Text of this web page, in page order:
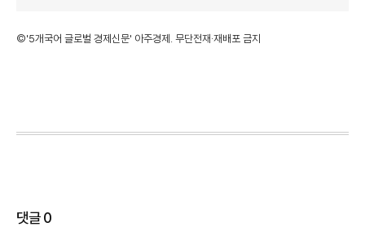
©'5개국어 글로벌 경제신문' 아주경제. 무단전재·재배포 금지
댓글0